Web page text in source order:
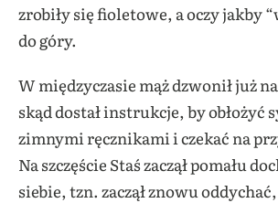
zrobiły się fioletowe, a oczy jakby
do góry.
W międzyczasie mąż dzwonił już
skąd dostał instrukcje, by obłożyć
zimnymi ręcznikami i czekać na
Na szczęście Staś zaczął pomału
siebie, tzn. zaczął znowu